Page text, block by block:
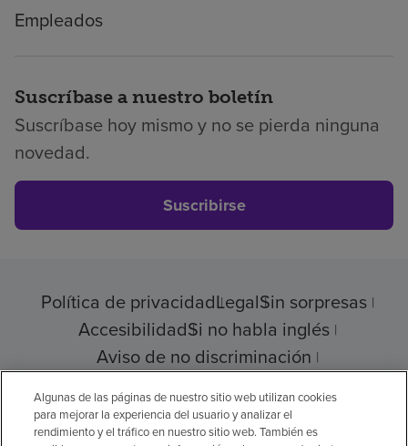
Empleados
Suscríbase a nuestro boletín
Suscríbase hoy mismo y no se pierda ninguna
novedad.
Suscribirse
Política de privacidadLegalSin sorpresas
AccesibilidadSi no habla inglés
Aviso de no discriminación
Algunas de las páginas de nuestro sitio web utilizan cookies
para mejorar la experiencia del usuario y analizar el
rendimiento y el tráfico en nuestro sitio web. También es